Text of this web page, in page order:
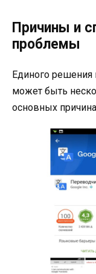
Причины и
проблемы
Единого решения
может быть
основных